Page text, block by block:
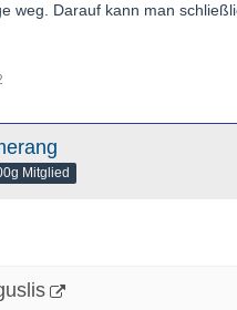
weg. Darauf kann man
Mitglied